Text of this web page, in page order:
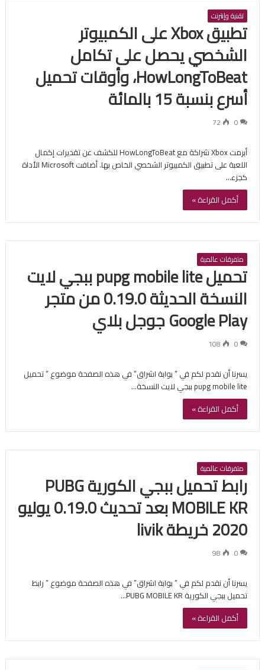
تقنية وإنترنت
تطبيق Xbox على الكمبيوتر
الشخصي يحصل على تكامل
HowLongToBeat، وأوقات تحميل
أسرع بنسبة 15 بالمائة
0
72
أبرمت Xbox شراكة مع HowLongToBeat للكشف عن تقديرات إكمال
اللعبة على تطبيق الكمبيوتر الشخصي الخاص بها. أضافت Microsoft الأداة
كجزء…
أكمل القراءة »
متفرقات عالمية
تحميل pupg mobile lite ببجي لايت
النسخة الحديثة 0.19.0 من متجر
Google Play جوجل بلاي
0
108
يسرنا أن نقدم لكم في ” بوابة اشراق” في هذه الصفحة موضوع ” تحميل
pupg mobile lite ببجي لايت النسخة…
أكمل القراءة »
متفرقات عالمية
رابط تحميل ببجي الكورية PUBG
MOBILE KR بعد تحديث 0.19.0 يوليو
2020 خريطة livik
0
98
يسرنا أن نقدم لكم في ” بوابة اشراق” في هذه الصفحة موضوع ” رابط
تحميل ببجي الكورية PUBG MOBILE KR…
أكمل القراءة »